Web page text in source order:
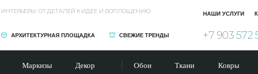
ИНТЕРЬЕРЫ: ОТ ДЕТАЛЕЙ К ИДЕЕ И ВОПЛОЩЕНИЮ
АРХИТЕКТУРНАЯ ПЛОЩАДКА СВЕЖИЕ ТРЕНДЫ +7 903 572
НАШИ УСЛУГИ
Маркизы Декор Обои Ткани Ковры